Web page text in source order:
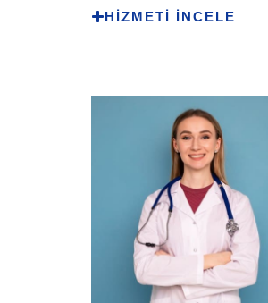
HİZMETİ İNCELE